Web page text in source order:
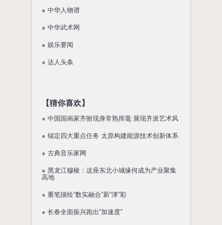
● 中华人物谱
● 中华武术网
● 娱乐要闻
● 达人头条
【猜你喜欢】
● 中国国画家齐驸现身常熟挥毫 展现齐派艺术风
● 锚定四大重点任务 太原构建能源技术创新体系
● 古典音乐家网
● 黑龙江穆棱：这座东北小城缘何成为产业聚集
高地
● 重笔描绘“数实融合”新“津”彩
● 长春全面振兴跑出“加速度”